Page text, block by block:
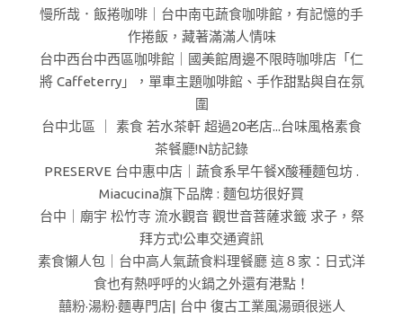
慢所哉．飯捲咖啡｜台中南屯蔬食咖啡館，有記憶的手
作捲飯，藏著滿滿人情味
台中西台中西區咖啡館｜國美館周邊不限時咖啡店「仁
將 Caffeterry」，單車主題咖啡館、手作甜點與自在氛
圍
台中北區 ｜ 素食 若水茶軒 超過20老店...台味風格素食
茶餐廳!N訪記錄
PRESERVE 台中惠中店｜蔬食系早午餐X酸種麵包坊 .
Miacucina旗下品牌 : 麵包坊很好買
台中｜廟宇 松竹寺 流水觀音 觀世音菩薩求籤 求子，祭
拜方式!公車交通資訊
素食懶人包｜台中高人氣蔬食料理餐廳 這８家：日式洋
食也有熱呼呼的火鍋之外還有港點！
囍粉·湯粉·麵專門店| 台中 復古工業風湯頭很迷人